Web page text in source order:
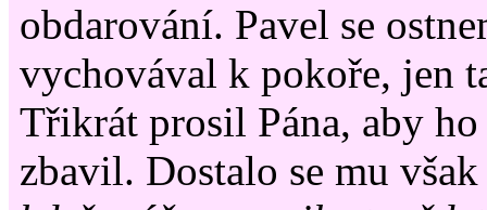
obdarování. Pavel se
vychovával k pokoře, jen
Třikrát prosil Pána, aby
zbavil. Dostalo se mu